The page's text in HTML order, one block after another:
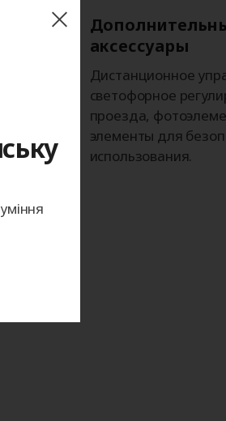
аксессуары
Дистанционное
светофорное
проезда,
элементы для
использования.